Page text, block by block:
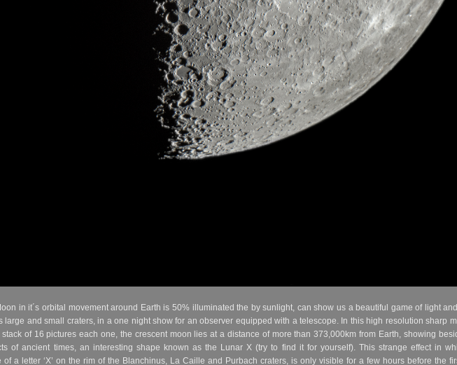
in it´s orbital movement around Earth is 50% illuminated the by sunlight, can show us a beautiful game of light
large and small craters, in a one night show for an observer equipped with a telescope. In this high resolution sharp
of 16 pictures each one, the crescent moon lies at a distance of more than 373,000km from Earth, showing
of ancient times, an interesting shape known as the Lunar X (try to find it for yourself). This strange effect in
of a letter ‘X’ on the rim of the Blanchinus, La Caille and Purbach craters, is only visible for a few hours before the